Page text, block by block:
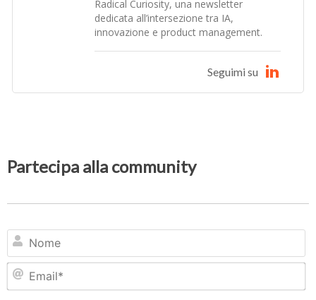
Radical Curiosity, una newsletter
dedicata all’intersezione tra IA,
innovazione e product management.
Seguimi su
Partecipa alla community